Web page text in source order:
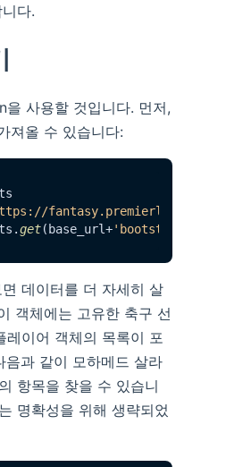
다.
사용할 것입니다. 먼저,
져올 수 있습니다:
get(base_url+'bootstrap-
데이터를 더 자세히 살
객체에는 고유한 축구 선
레이어 객체의 목록이 포
음과 같이 모하메드 살라
항목을 찾을 수 있습니
명확성을 위해 생략되었